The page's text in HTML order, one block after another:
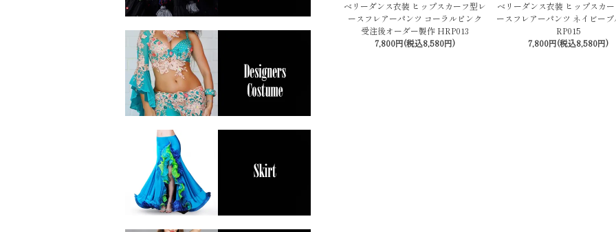
ベリーダンス衣装 ヒップスカーフ型レ
ースフレアーパンツ コーラルピンク
受注後オーダー製作 HRP013
7,800円(税込8,580円)
ベリーダンス衣装 ヒップスカ
ースフレアーパンツ ネイビー
RP015
7,800円(税込8,580円)